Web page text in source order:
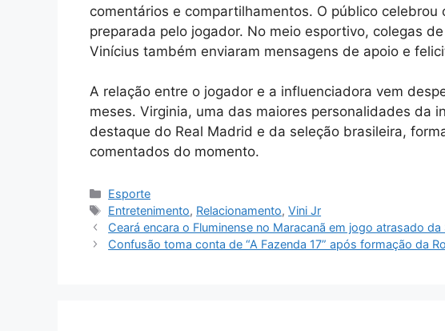
comentários e compartilhamentos. O público celebrou
preparada pelo jogador. No meio esportivo, colegas
Vinícius também enviaram mensagens de apoio e
A relação entre o jogador e a influenciadora vem
meses. Virginia, uma das maiores personalidades da
destaque do Real Madrid e da seleção brasileira,
comentados do momento.
Categorias
Esporte
Tags
Entretenimento, Relacionamento,Vini Jr
Ceará encara o Fluminense no Maracanã em jogo atrasado da
Confusão toma conta de “A Fazenda 17” após formação da